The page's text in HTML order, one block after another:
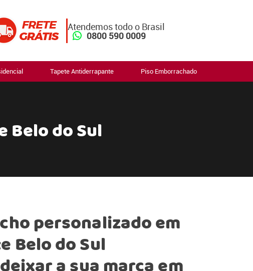
Atendemos todo o Brasil
0800 590 0009
Tapete Antiderrapante Piso Emborrachado
Belo do Sul
personalizado em
Belo do Sul